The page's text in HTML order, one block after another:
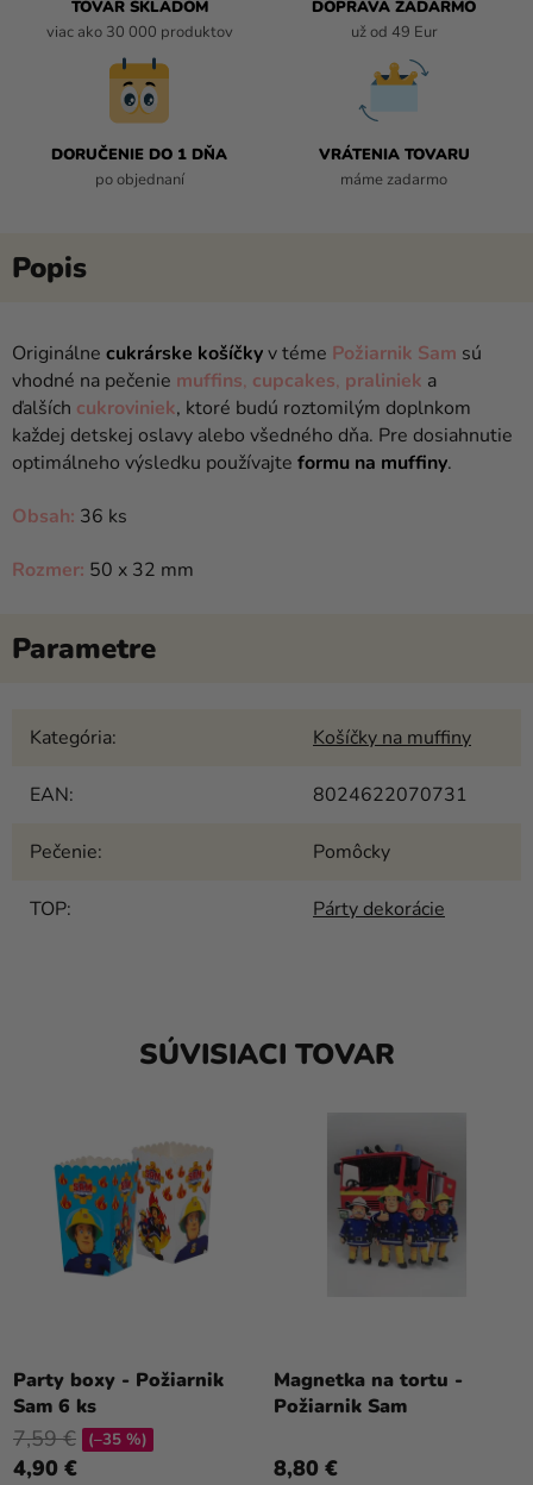
TOVAR SKLADOM
viac ako 30 000 produktov
DOPRAVA ZADARMO
už od 49 Eur
DORUČENIE DO 1 DŇA
po objednaní
VRÁTENIA TOVARU
máme zadarmo
Originálne cukrárske košíčkyv téme Požiarnik Sam sú
vhodné na pečenie muffins, cupcakes, praliniek a
ďalších cukroviniek, ktoré budú roztomilým doplnkom
každej detskej oslavy alebo všedného dňa. Pre dosiahnutie
optimálneho výsledku používajte formu na muffiny.
Obsah: 36 ks
Rozmer: 50 x 32 mm
Kategória: Košíčky na muffiny
EAN: 8024622070731
Pečenie: Pomôcky
TOP: Párty dekorácie
SÚVISIACI TOVAR
Party boxy - Požiarnik
Sam 6 ks
4,90 €
7,59 € (–35 %)
Magnetka na tortu -
Požiarnik Sam
8,80 €